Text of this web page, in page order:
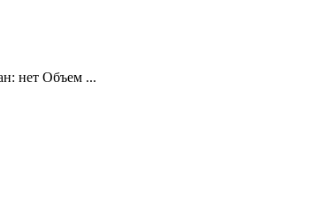
нет Объем ...